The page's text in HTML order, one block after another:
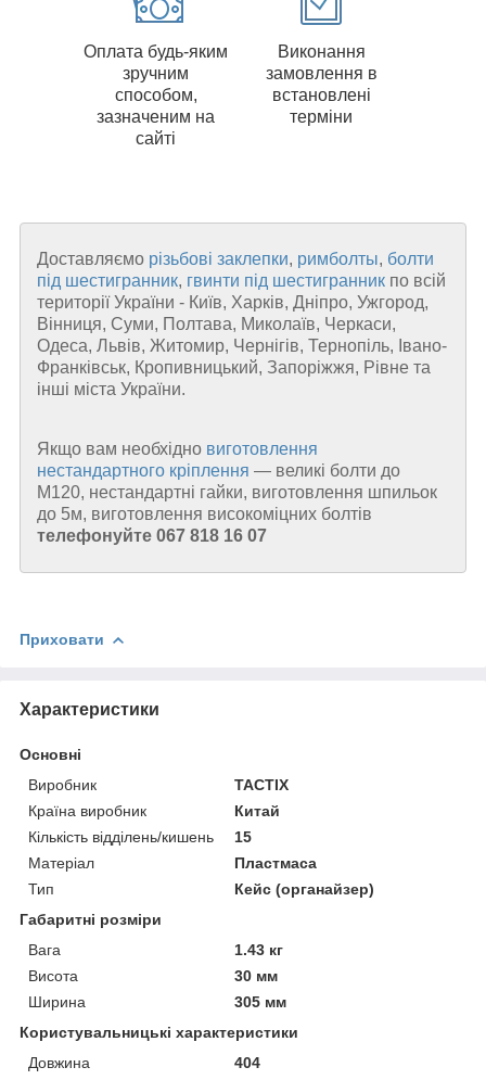
Оплата будь-яким
зручним
способом,
зазначеним на
сайті
Виконання
замовлення в
встановлені
терміни
Доставляємо різьбові заклепки, римболты, болти
під шестигранник, гвинти під шестигранник по всій
території України - Київ, Харків, Дніпро, Ужгород,
Вінниця, Суми, Полтава, Миколаїв, Черкаси,
Одеса, Львів, Житомир, Чернігів, Тернопіль, Івано-
Франківськ, Кропивницький, Запоріжжя, Рівне та
інші міста України.
Якщо вам необхідно виготовлення
нестандартного кріплення — великі болти до
М120, нестандартні гайки, виготовлення шпильок
до 5м, виготовлення високоміцних болтів
телефонуйте 067 818 16 07
Приховати
Характеристики
Основні
Виробник
TACTIX
Країна виробник
Китай
Кількість відділень/кишень
15
Матеріал
Пластмаса
Тип
Кейс (органайзер)
Габаритні розміри
Вага
1.43 кг
Висота
30 мм
Ширина
305 мм
Користувальницькі характеристики
Довжина
404